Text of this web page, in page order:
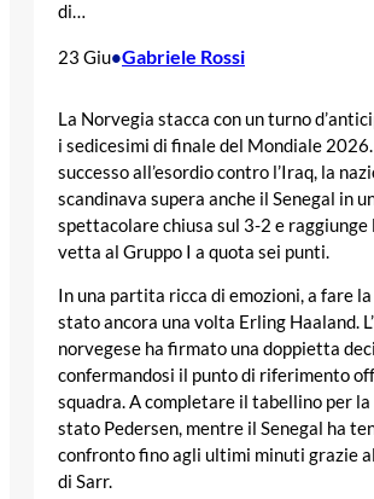
di…
23 Giu•Gabriele Rossi
La Norvegia stacca con un turno
i sedicesimi di finale del Mondiale
successo all’esordio contro l’Iraq, la
scandinava supera anche il Senegal in
spettacolare chiusa sul 3-2 e raggiunge
vetta al Gruppo I a quota sei punti.
In una partita ricca di emozioni, a fare
stato ancora una volta Erling Haaland.
norvegese ha firmato una doppietta
confermandosi il punto di riferimento
squadra. A completare il tabellino per
stato Pedersen, mentre il Senegal ha
confronto fino agli ultimi minuti grazie
di Sarr.